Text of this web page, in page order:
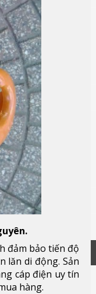
đảm bảo tiến độ
lăn di động. Sản
cáp điện uy tín
hàng.